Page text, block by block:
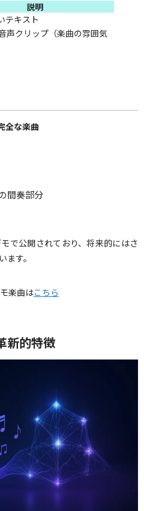
説明
テキスト
声クリップ（楽曲の雰囲気
全な楽曲
間奏部分
で公開されており、将来的にはさ
ます。
楽曲はこちら
新的特徴